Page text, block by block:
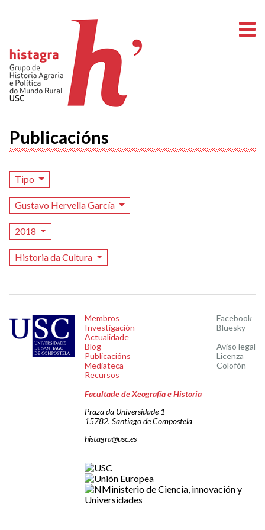
Publicacións
Tipo
Gustavo Hervella García
2018
Historia da Cultura
Membros
Investigación
Actualidade
Blog
Publicacións
Mediateca
Recursos
Facebook
Bluesky
Aviso legal
Licenza
Colofón
Facultade de Xeografía e Historia
Praza da Universidade 1
15782. Santiago de Compostela
histagra@usc.es